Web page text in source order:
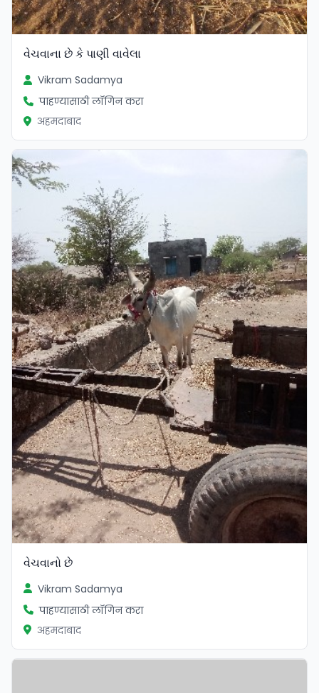
વેચવાના છે કે પાણી વાવેલા
Vikram Sadamya
पाहण्यासाठी लॉगिन करा
अहमदाबाद
વેચવાનો છે
Vikram Sadamya
पाहण्यासाठी लॉगिन करा
अहमदाबाद